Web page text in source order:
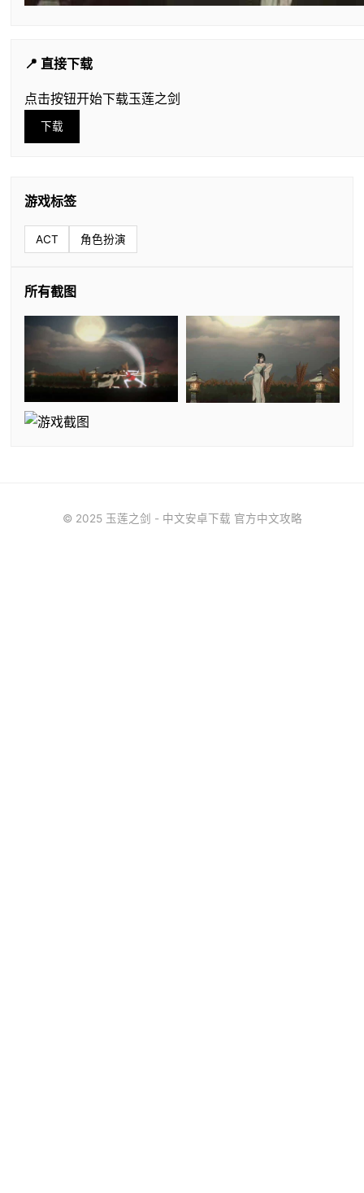
📍 直接下载
点击按钮开始下载玉莲之剑
下载
游戏标签
ACT 角色扮演
所有截图
© 2025 玉莲之剑 - 中文安卓下载 官方中文攻略